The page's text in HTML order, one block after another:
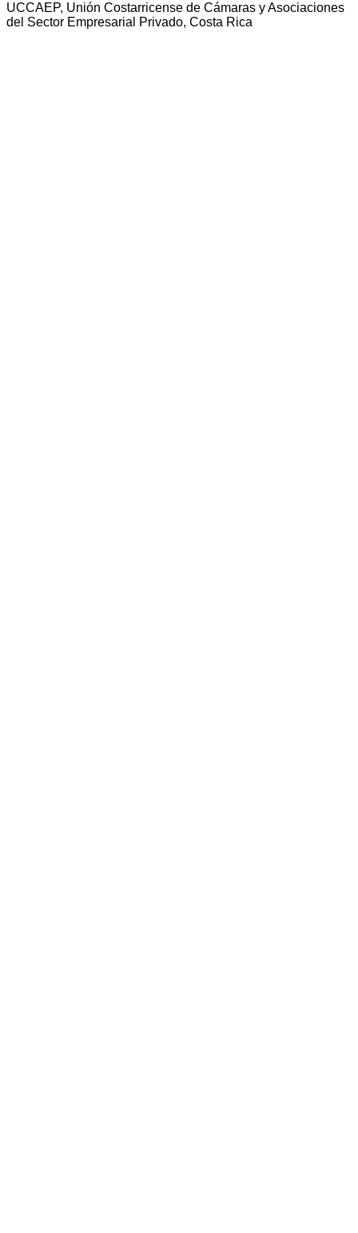
UCCAEP, Unión Costarricense de Cámaras y Asociaciones
del Sector Empresarial Privado, Costa Rica